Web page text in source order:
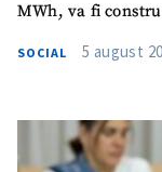
MWh, va fi
SOCIAL 5 august